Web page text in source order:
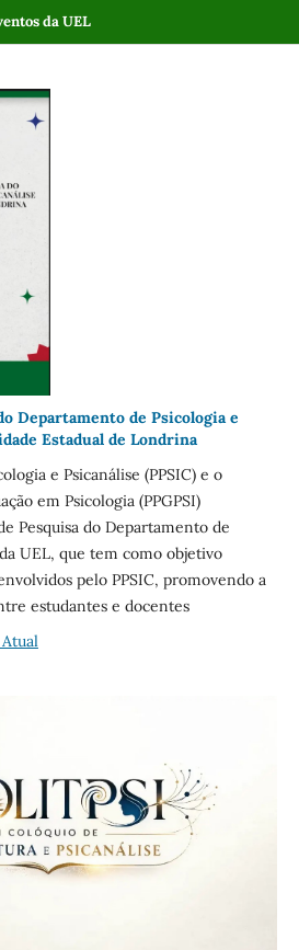
da UEL
Departamento de Psicologia e
Estadual de Londrina
e Psicanálise (PPSIC) e o
em Psicologia (PPGPSI)
Pesquisa do Departamento de
UEL, que tem como objetivo
pelo PPSIC, promovendo a
estudantes e docentes